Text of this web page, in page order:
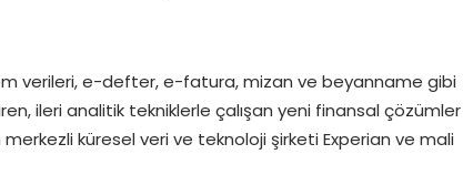
verileri, e-defter, e-fatura, mizan ve beyanname gibi
ileri analitik tekniklerle çalışan yeni finansal çözümler
küresel veri ve teknoloji şirketi Experian ve mali